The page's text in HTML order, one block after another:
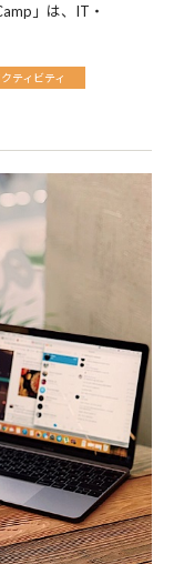
」は、IT・
ティビティ